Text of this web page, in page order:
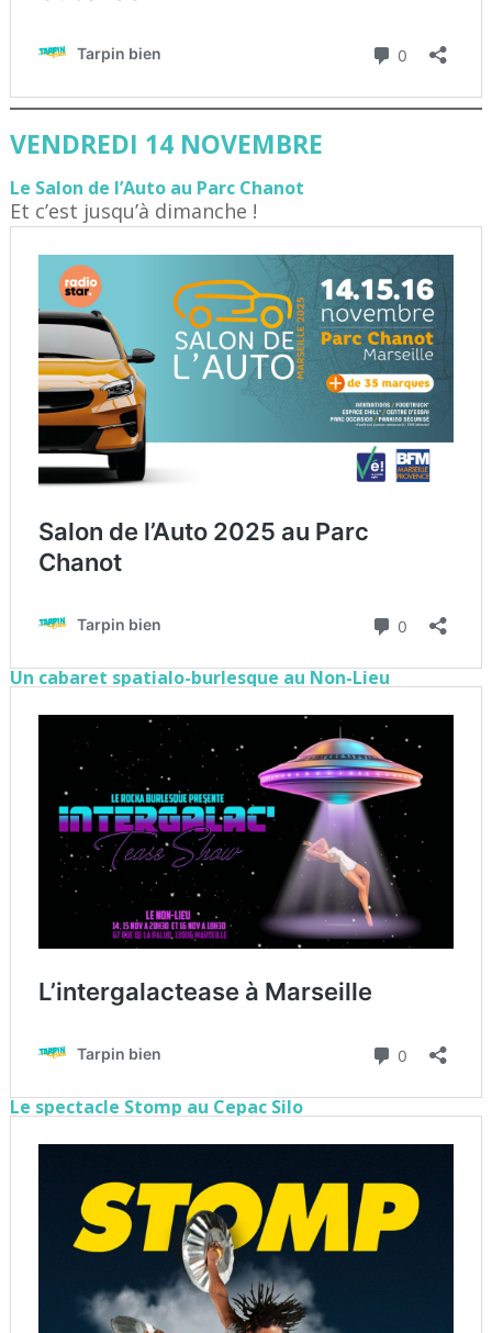
VENDREDI 14 NOVEMBRE
Le Salon de l’Auto au Parc Chanot
Et c’est jusqu’à dimanche !
Un cabaret spatialo-burlesque au Non-Lieu
Le spectacle Stomp au Cepac Silo